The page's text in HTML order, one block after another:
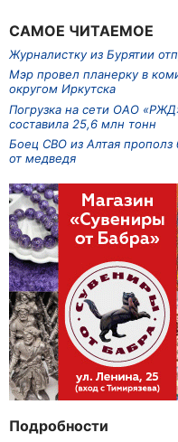
САМОЕ ЧИТАЕМОЕ
Журналистку из Бурятии
Мэр провел планерку в
округом Иркутска
Погрузка на сети ОАО
составила 25,6 млн тонн
Боец СВО из Алтая прополз
от медведя
Подробности